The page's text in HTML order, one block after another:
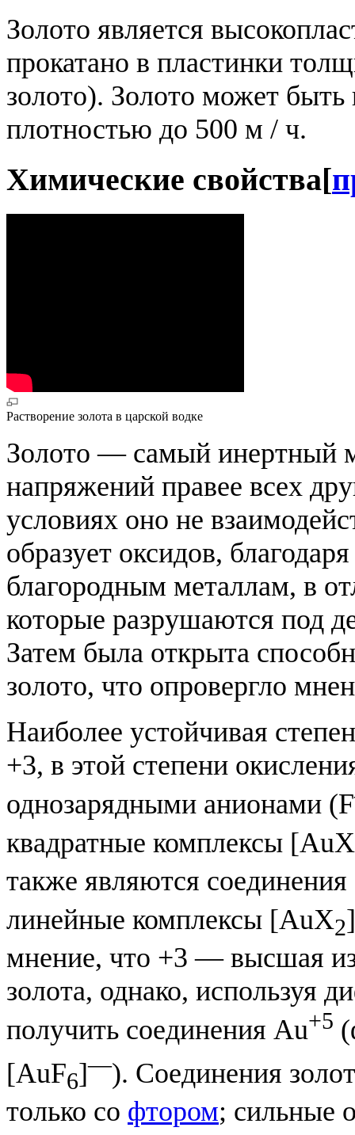
Золото является
прокатано в пластинки
золото). Золото может
плотностью до 500 м / ч.
Химические свойства[
Растворение золота в царской водке
Золото — самый инертный
напряжений правее всех
условиях оно не
образует оксидов,
благородным металлам, в
которые разрушаются под
Затем была открыта
золото, что опровергло
Наиболее устойчивая
+3, в этой степени
однозарядными анионами (F
квадратные комплексы [AuX
также являются
линейные комплексы [AuX2]
мнение, что +3 — высшая
золота, однако, используя
получить соединения Au+5
[AuF6]—). Соединения
только со фтором; сильные